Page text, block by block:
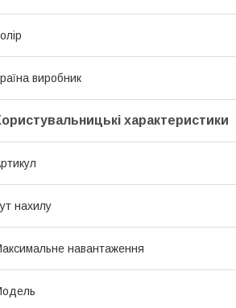
виробник
характеристики
нахилу
навантаження